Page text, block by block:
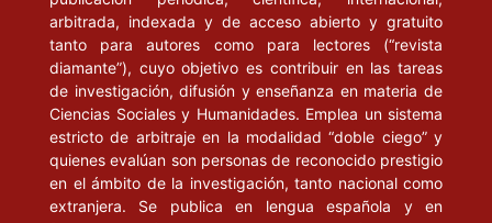
arbitrada, indexada y de acceso abierto y gratuito
tanto para autores como para lectores (“revista
diamante”), cuyo objetivo es contribuir en las tareas
de investigación, difusión y enseñanza en materia de
Ciencias Sociales y Humanidades. Emplea un sistema
estricto de arbitraje en la modalidad “doble ciego” y
quienes evalúan son personas de reconocido prestigio
en el ámbito de la investigación, tanto nacional como
extranjera. Se publica en lengua española y en